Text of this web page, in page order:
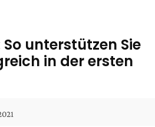
unterstützen Sie
in der ersten